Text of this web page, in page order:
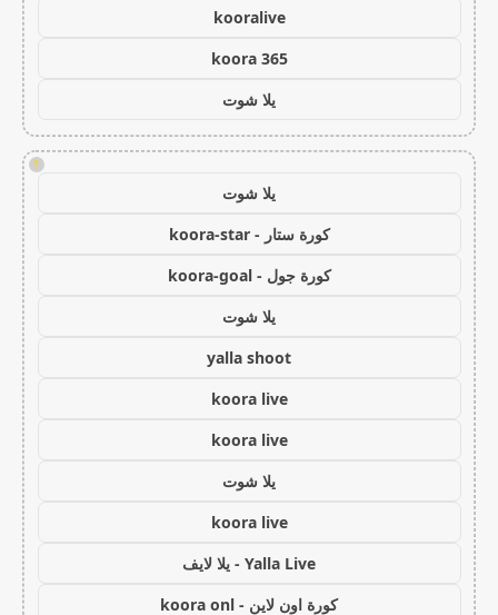
kooralive
koora 365
يلا شوت
!
يلا شوت
كورة ستار - koora-star
كورة جول - koora-goal
يلا شوت
yalla shoot
koora live
koora live
يلا شوت
koora live
Yalla Live - يلا لايف
كورة اون لاين - koora onl